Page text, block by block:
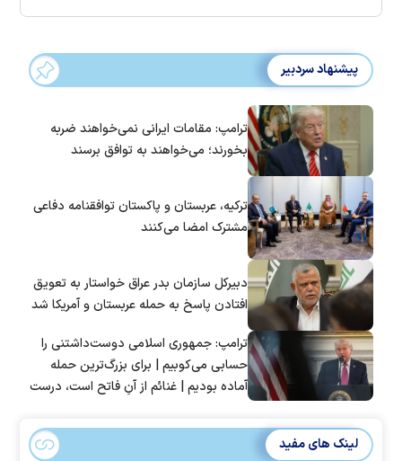
پیشنهاد سردبیر
ترامپ: مقامات ایرانی نمی‌خواهند ضربه
بخورند؛ می‌خواهند به توافق برسند
ترکیه، عربستان و پاکستان توافقنامه دفاعی
مشترک امضا می‌کنند
دبیرکل سازمان بدر عراق خواستار به تعویق
افتادن پاسخ به حمله عربستان و آمریکا شد
ترامپ: جمهوری اسلامی دوست‌داشتنی را
حسابی می‌کوبیم | برای بزرگ‌ترین حمله
آماده بودیم | غنائم از آنِ فاتح است، درست
لینک های مفید